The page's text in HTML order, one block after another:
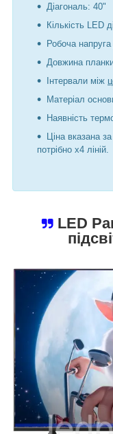
Діагональ: 40"
Кількість LED
Робоча
Довжина
Інтервали між
Матеріал
Наявність
Ціна вказана
потрібно х4 ліній.
LED